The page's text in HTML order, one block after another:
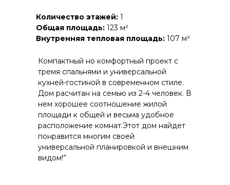
Компактный но комфортный проект с
тремя спальнями и универсальной
кухней-гостиной в современном стиле.
Дом расчитан на семью из 2-4 человек. В
нем хорошее соотношение жилой
площади к общей и весьма удобное
расположение комнат.Этот дом найдет
понравится многим своей
универсальной планировкой и внешним
видом!”
Количество этажей: 1
Общая площадь: 123 м²
Внутренняя тепловая площадь: 107 м²